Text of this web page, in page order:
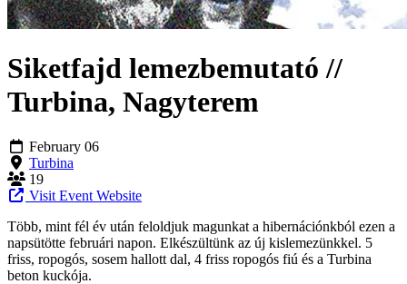
Siketfajd lemezbemutató //
Turbina, Nagyterem
February 06
Turbina
19
Visit Event Website
Több, mint fél év után feloldjuk magunkat a hibernációnkból ezen a
napsütötte februári napon. Elkészültünk az új kislemezünkkel. 5
friss, ropogós, sosem hallott dal, 4 friss ropogós fiú és a Turbina
beton kuckója.